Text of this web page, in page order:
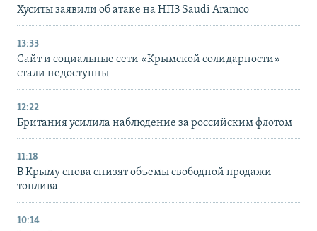
Хуситы заявили об атаке на НПЗ Saudi Aramco
13:33
Сайт и социальные сети «Крымской солидарности»
стали недоступны
12:22
Британия усилила наблюдение за российским флотом
11:18
В Крыму снова снизят объемы свободной продажи
топлива
10:14